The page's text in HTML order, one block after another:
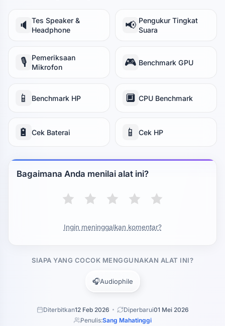
🔈 Tes Speaker &
Headphone
📢 Pengukur Tingkat
Suara
🎙️
Pemeriksaan
Mikrofon
🎮 Benchmark GPU
📱 Benchmark HP 🔲 CPU Benchmark
🔋 Cek Baterai 📱 Cek HP
Bagaimana Anda menilai alat ini?
Ingin meninggalkan komentar?
SIAPA YANG COCOK MENGGUNAKAN ALAT INI?
🎧Audiophile
Diterbitkan12 Feb 2026 Diperbarui01 Mei 2026
Penulis:Sang Mahatinggi